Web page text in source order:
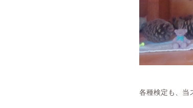
各種検定も、当